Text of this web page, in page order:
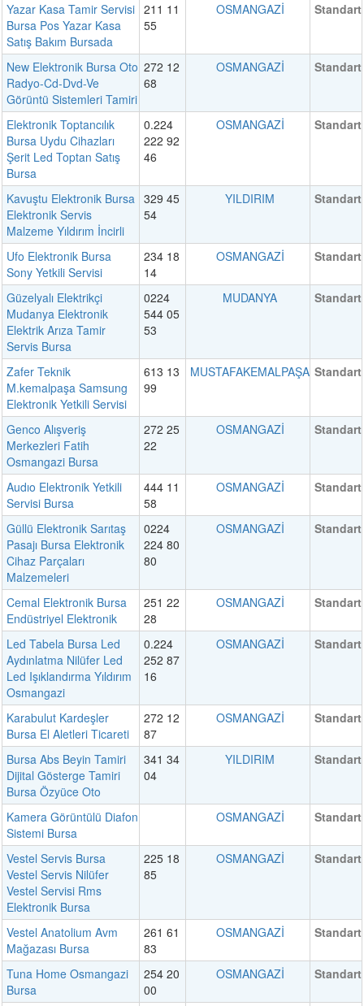
Yazar Kasa Tamir Servisi
Bursa Pos Yazar Kasa
Satış Bakım Bursada
211 11
55
OSMANGAZİ Standart
New Elektronik Bursa Oto
Radyo-Cd-Dvd-Ve
Görüntü Sistemleri Tamiri
272 12
68
OSMANGAZİ Standart
Elektronik Toptancılık
Bursa Uydu Cihazları
Şerit Led Toptan Satış
Bursa
0.224
222 92
46
OSMANGAZİ Standart
Kavuştu Elektronik Bursa
Elektronik Servis
Malzeme Yıldırım İncirli
329 45
54
YILDIRIM Standart
Ufo Elektronik Bursa
Sony Yetkili Servisi
234 18
14
OSMANGAZİ Standart
Güzelyalı Elektrikçi
Mudanya Elektronik
Elektrik Arıza Tamir
Servis Bursa
0224
544 05
53
MUDANYA Standart
Zafer Teknik
M.kemalpaşa Samsung
Elektronik Yetkili Servisi
613 13
99
MUSTAFAKEMALPAŞA Standart
Genco Alışveriş
Merkezleri Fatih
Osmangazi Bursa
272 25
22
OSMANGAZİ Standart
Audıo Elektronik Yetkili
Servisi Bursa
444 11
58
OSMANGAZİ Standart
Güllü Elektronik Sarıtaş
Pasajı Bursa Elektronik
Cihaz Parçaları
Malzemeleri
0224
224 80
80
OSMANGAZİ Standart
Cemal Elektronik Bursa
Endüstriyel Elektronik
251 22
28
OSMANGAZİ Standart
Led Tabela Bursa Led
Aydınlatma Nilüfer Led
Led Işıklandırma Yıldırım
Osmangazi
0.224
252 87
16
OSMANGAZİ Standart
Karabulut Kardeşler
Bursa El Aletleri Ticareti
272 12
87
OSMANGAZİ Standart
Bursa Abs Beyin Tamiri
Dijital Gösterge Tamiri
Bursa Özyüce Oto
341 34
04
YILDIRIM Standart
Kamera Görüntülü Diafon
Sistemi Bursa
OSMANGAZİ Standart
Vestel Servis Bursa
Vestel Servis Nilüfer
Vestel Servisi Rms
Elektronik Bursa
225 18
85
OSMANGAZİ Standart
Vestel Anatolium Avm
Mağazası Bursa
261 61
83
OSMANGAZİ Standart
Tuna Home Osmangazi
Bursa
254 20
00
OSMANGAZİ Standart